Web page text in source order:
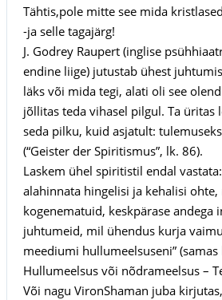
Tähtis,pole mitte see mida
-ja selle tagajärg!
J. Godrey Raupert (inglise
endine liige) jutustab ühest
läks või mida tegi, alati oli see
jõllitas teda vihasel pilgul. Ta üritas
seda pilku, kuid asjatult:
(“Geister der Spiritismus”, lk. 86).
Laskem ühel spiritistil endal
alahinnata hingelisi ja kehalisi
kogenematuid, keskpärase andega
juhtumeid, mil ühendus kurja
meediumi hullumeelsuseni” (samas
Hullumeelsus või nõdrameelsus –
Või nagu VironShaman juba